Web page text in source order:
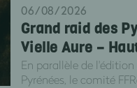
06/08/2026
Grand raid des
Vielle Aure –
En parallèle de
Pyrénées, le comité